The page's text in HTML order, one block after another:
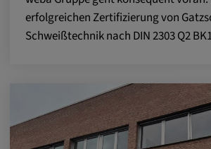
erfolgreichen Zertifizierung von
Schweißtechnik nach DIN 2303 Q2
Youtube
VISITOR_INFO1_LIVE, YSC,
yt.innertube::nextId,
yt-remote-cast-installed, yt-
connected-devices, yt-remote-